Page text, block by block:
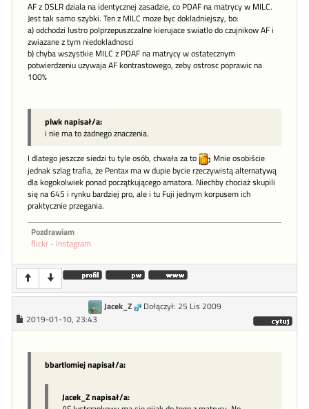
AF z DSLR dziala na identycznej zasadzie, co PDAF na matrycy w MILC.
Jest tak samo szybki. Ten z MILC moze byc dokladniejszy, bo:
a) odchodzi lustro polprzepuszczalne kierujace swiatlo do czujnikow AF i
zwiazane z tym niedokladnosci
b) chyba wszystkie MILC z PDAF na matrycy w ostatecznym
potwierdzeniu uzywaja AF kontrastowego, zeby ostrosc poprawic na
100%
plwk napisał/a:
i nie ma to żadnego znaczenia.
I dlatego jeszcze siedzi tu tyle osób, chwała za to
Mnie osobiście
jednak szlag trafia, że Pentax ma w dupie bycie rzeczywistą alternatywą
dla kogokolwiek ponad początkującego amatora. Niechby chociaż skupili
się na 645 i rynku bardziej pro, ale i tu Fuji jednym korpusem ich
praktycznie przegania.
Pozdrawiam
flickr - instagram
Jacek_Z
Dołączył: 25 Lis 2009
2019-01-10, 23:43
bbartlomiej napisał/a:
Jacek_Z napisał/a: